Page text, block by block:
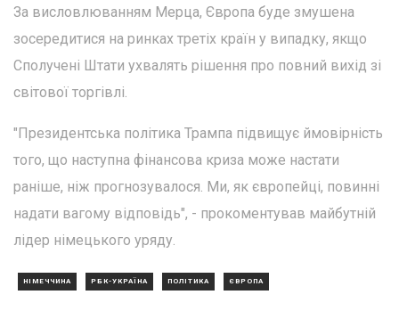
За висловлюванням Мерца, Європа буде змушена
зосередитися на ринках третіх країн у випадку, якщо
Сполучені Штати ухвалять рішення про повний вихід зі
світової торгівлі.
"Президентська політика Трампа підвищує ймовірність
того, що наступна фінансова криза може настати
раніше, ніж прогнозувалося. Ми, як європейці, повинні
надати вагому відповідь", - прокоментував майбутній
лідер німецького уряду.
НІМЕЧЧИНА РБК-УКРАЇНА ПОЛІТИКА ЄВРОПА